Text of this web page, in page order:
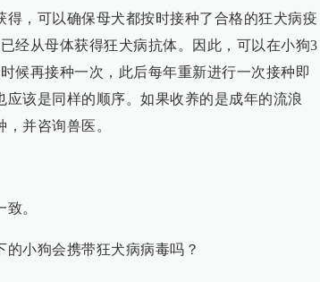
，可以确保母犬都按时接种了合格的狂犬病疫
经从母体获得狂犬病抗体。因此，可以在小狗3
候再接种一次，此后每年重新进行一次接种即
该是同样的顺序。如果收养的是成年的流浪
并咨询兽医。
。
小狗会携带狂犬病病毒吗？